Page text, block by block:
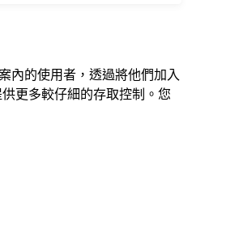
內的使用者，透過將他們加入
更多較仔細的存取控制。您